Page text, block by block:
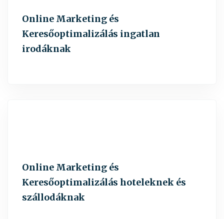
Online Marketing és
Keresőoptimalizálás ingatlan
irodáknak
Online Marketing és
Keresőoptimalizálás hoteleknek és
szállodáknak